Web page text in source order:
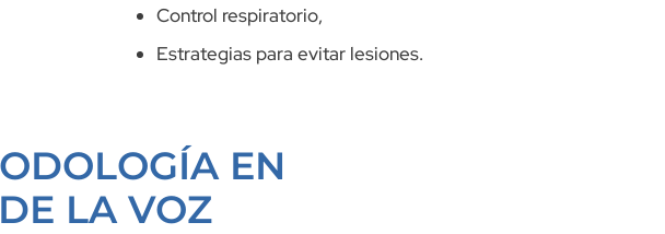
Control respiratorio,
Estrategias para evitar lesiones.
EN
LA VOZ